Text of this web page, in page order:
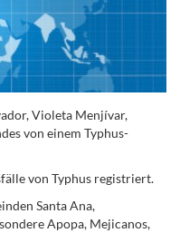
Violeta Menjívar,
von einem Typhus-
von Typhus registriert.
Santa Ana,
Apopa, Mejicanos,